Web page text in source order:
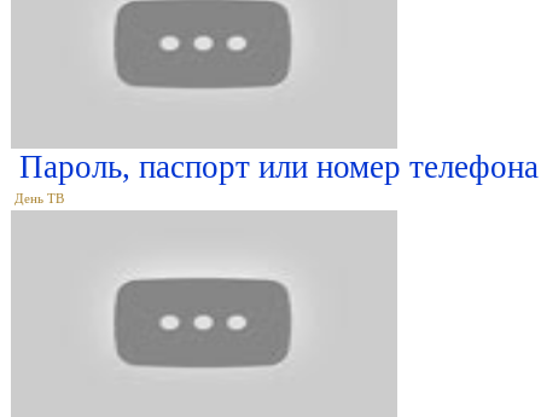
Пароль, паспорт или номер
День ТВ